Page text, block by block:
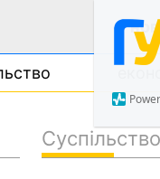
Суспільство